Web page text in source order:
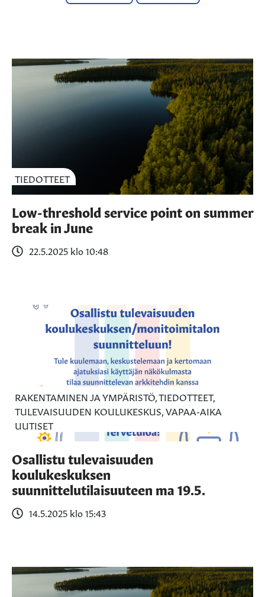
TIEDOTTEET
Low-threshold service point on summer
break in June
22.5.2025 klo 10:48
RAKENTAMINEN JA YMPÄRISTÖ, TIEDOTTEET,
TULEVAISUUDEN KOULUKESKUS, VAPAA-AIKA
UUTISET
Osallistu tulevaisuuden
koulukeskuksen
suunnittelutilaisuuteen ma 19.5.
14.5.2025 klo 15:43